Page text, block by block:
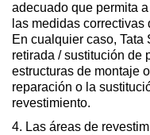
adecuado que permita
las medidas
En cualquier caso,
retirada / sustitución de
estructuras de montaje
reparación o la
revestimiento.
4. Las áreas de